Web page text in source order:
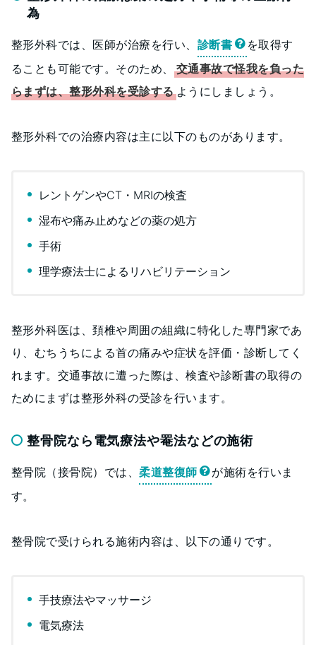
為
整形外科では、医師が治療を行い、 診断書
を取得す
ることも可能です。そのため、
交通事故で怪我を負った
らまずは、整形外科を受診するようにしましょう。
整形外科での治療内容は主に以下のものがあります。
レントゲンやCT・MRIの検査
湿布や痛み止めなどの薬の処方
手術
理学療法士によるリハビリテーション
整形外科医は、頚椎や周囲の組織に特化した専門家であ
り、むちうちによる首の痛みや症状を評価・診断してく
れます。交通事故に遭った際は、検査や診断書の取得の
ためにまずは整形外科の受診を行います。
整骨院なら電気療法や罨法などの施術
整骨院（接骨院）では、柔道整復師
が施術を行いま
す。
整骨院で受けられる施術内容は、以下の通りです。
手技療法やマッサージ
電気療法